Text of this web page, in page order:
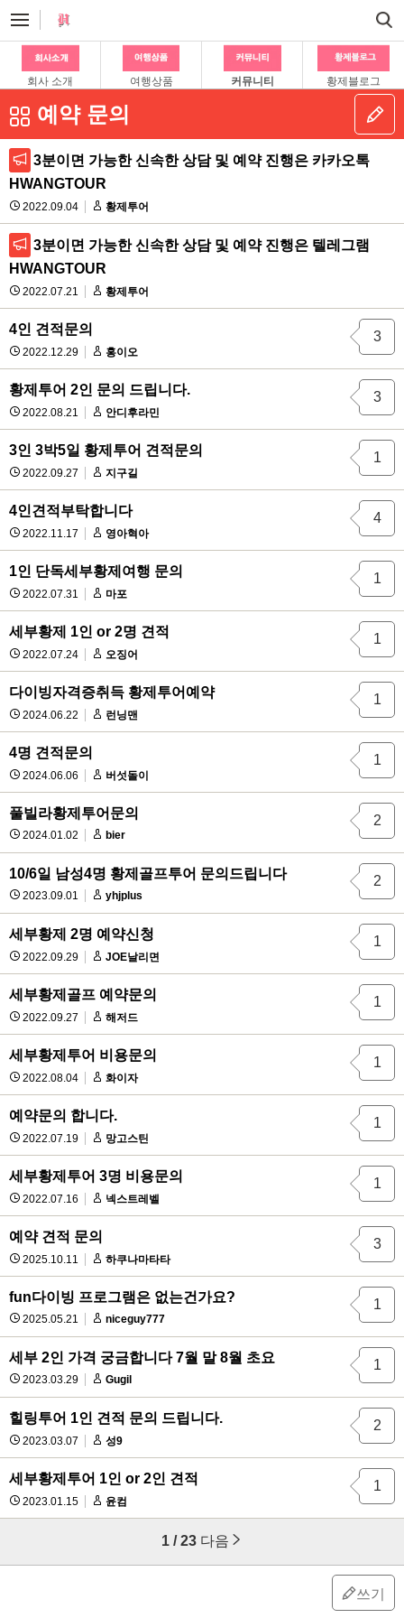
회사 소개 여행상품 커뮤니티 황제블로그
예약 문의
3분이면 가능한 신속한 상담 및 예약 진행은 카카오톡
HWANGTOUR
2022.09.04 황제투어
3분이면 가능한 신속한 상담 및 예약 진행은 텔레그램
HWANGTOUR
2022.07.21 황제투어
4인 견적문의
2022.12.29 홍이오
3
황제투어 2인 문의 드립니다.
2022.08.21 안디후라민
3
3인 3박5일 황제투어 견적문의
2022.09.27 지구길
1
4인견적부탁합니다
2022.11.17 영아혁아
4
1인 단독세부황제여행 문의
2022.07.31 마포
1
세부황제 1인 or 2명 견적
2022.07.24 오징어
1
다이빙자격증취득 황제투어예약
2024.06.22 런닝맨
1
4명 견적문의
2024.06.06 버섯돌이
1
풀빌라황제투어문의
2024.01.02 bier
2
10/6일 남성4명 황제골프투어 문의드립니다
2023.09.01 yhjplus
2
세부황제 2명 예약신청
2022.09.29 JOE날리면
1
세부황제골프 예약문의
2022.09.27 해저드
1
세부황제투어 비용문의
2022.08.04 화이자
1
예약문의 합니다.
2022.07.19 망고스틴
1
세부황제투어 3명 비용문의
2022.07.16 넥스트레벨
1
예약 견적 문의
2025.10.11 하쿠나마타타
3
fun다이빙 프로그램은 없는건가요?
2025.05.21 niceguy777
1
세부 2인 가격 궁금합니다 7월 말 8월 초요
2023.03.29 Gugil
1
힐링투어 1인 견적 문의 드립니다.
2023.03.07 성9
2
세부황제투어 1인 or 2인 견적
2023.01.15 윤컴
1
1 / 23 다음
쓰기